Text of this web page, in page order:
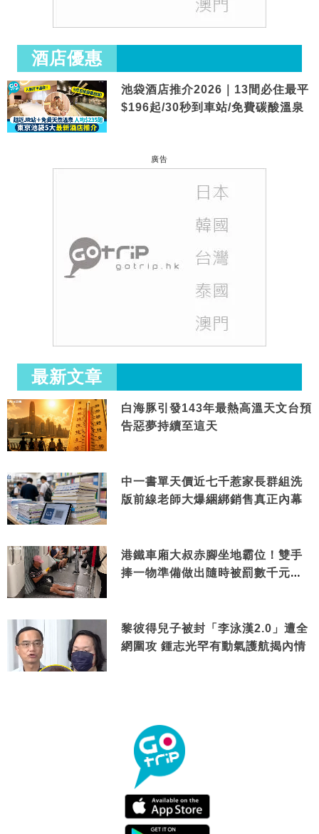
酒店優惠
池袋酒店推介2026｜13間必住最平
$196起/30秒到車站/免費碳酸溫泉
廣告
最新文章
白海豚引發143年最熱高溫天文台預
告惡夢持續至這天
中一書單天價近七千惹家長群組洗
版前線老師大爆綑綁銷售真正內幕
港鐵車廂大叔赤腳坐地霸位！雙手
捧一物準備做出隨時被罰數千元舉
黎彼得兒子被封「李泳漢2.0」遭全
網圍攻 鍾志光罕有動氣護航揭內情